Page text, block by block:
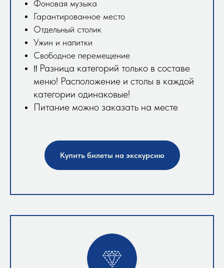
Фоновая музыка
Гарантированное место
Отдельный столик
Ужин и напитки
Свободное перемещение
‼️ Разница категорий только в составе
меню! Расположение и столы в каждой
категории одинаковые!
Питание можно заказать на месте
Купить билеты на экскурсию